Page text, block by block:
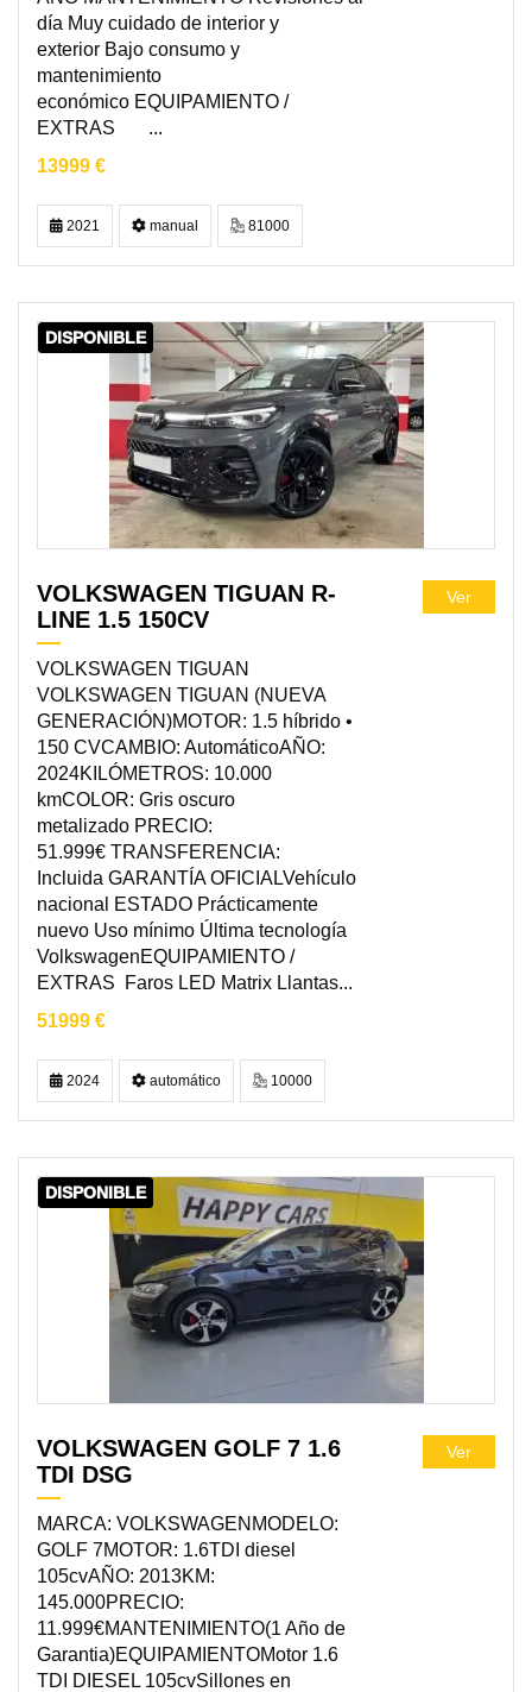
día Muy cuidado de interior y
exterior Bajo consumo y
mantenimiento
económico EQUIPAMIENTO /
EXTRAS ...
13999 €
2021 manual 81000
DISPONIBLE
VOLKSWAGEN TIGUAN R-
LINE 1.5 150CV
VOLKSWAGEN TIGUAN
VOLKSWAGEN TIGUAN (NUEVA
GENERACIÓN)MOTOR: 1.5 híbrido •
150 CVCAMBIO: AutomáticoAÑO:
2024KILÓMETROS: 10.000
kmCOLOR: Gris oscuro
metalizado PRECIO:
51.999€ TRANSFERENCIA:
Incluida GARANTÍA OFICIALVehículo
nacional ESTADO Prácticamente
nuevo Uso mínimo Última tecnología
VolkswagenEQUIPAMIENTO /
EXTRAS Faros LED Matrix Llantas...
51999 €
Ver
2024 automático 10000
DISPONIBLE
VOLKSWAGEN GOLF 7 1.6
TDI DSG
MARCA: VOLKSWAGENMODELO:
GOLF 7MOTOR: 1.6TDI diesel
105cvAÑO: 2013KM:
145.000PRECIO:
11.999€MANTENIMIENTO(1 Año de
Garantia)EQUIPAMIENTOMotor 1.6
TDI DIESEL 105cvSillones en
Ver